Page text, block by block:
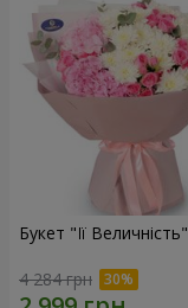
Букет "Її Величність"
4 284 грн